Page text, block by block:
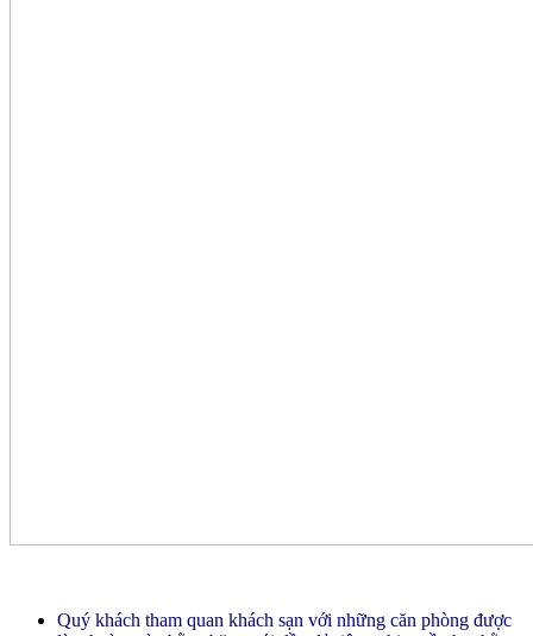
Quý khách tham quan khách sạn với những căn phòng được